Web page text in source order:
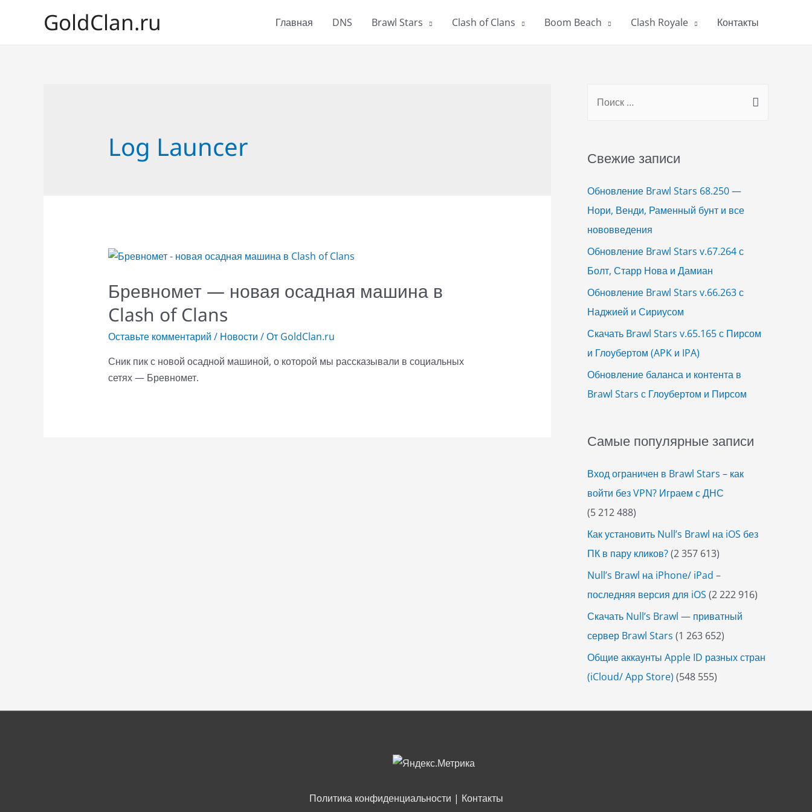
GoldClan.ru Главная DNS Brawl Stars Clash of Clans Boom Beach Clash Royale Контакты
Log Launcer
Бревномет — новая осадная машина в
Clash of Clans
Оставьте комментарий / Новости / От GoldClan.ru
Сник пик с новой осадной машиной, о которой мы рассказывали в социальных
сетях — Бревномет.
r
h
f
o
r
:
Свежие записи
Обновление Brawl Stars 68.250 —
Нори, Венди, Раменный бунт и все
нововведения
Обновление Brawl Stars v.67.264 с
Болт, Старр Нова и Дамиан
Обновление Brawl Stars v.66.263 с
Наджией и Сириусом
Скачать Brawl Stars v.65.165 с Пирсом
и Глоубертом (APK и IPA)
Обновление баланса и контента в
Brawl Stars с Глоубертом и Пирсом
Самые популярные записи
Вход ограничен в Brawl Stars – как
войти без VPN? Играем с ДНС
(5 212 488)
Как установить Null’s Brawl на iOS без
ПК в пару кликов?(2 357 613)
Null’s Brawl на iPhone/ iPad –
последняя версия для iOS (2 222 916)
Скачать Null’s Brawl — приватный
сервер Brawl Stars (1 263 652)
Общие аккаунты Apple ID разных стран
(iCloud/ App Store) (548 555)
Политика конфиденциальности | Контакты